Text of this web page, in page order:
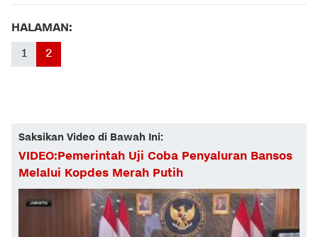
HALAMAN:
1 2
Saksikan Video di Bawah Ini:
VIDEO:Pemerintah Uji Coba Penyaluran Bansos
Melalui Kopdes Merah Putih